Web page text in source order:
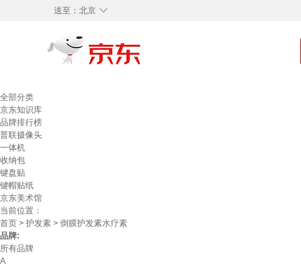
◇
送至： 北京
全部分类
京东知识库
品牌排行榜
普联摄像头
一体机
收纳包
键盘贴
键帽贴纸
京东美术馆
当前位置：
首页 > 护发素 > 倒膜护发素水疗素
品牌:
所有品牌
A